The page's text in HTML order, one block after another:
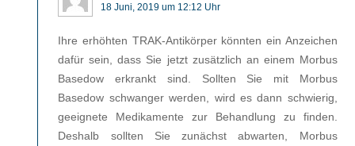
18 Juni, 2019 um 12:12 Uhr
Ihre erhöhten TRAK-Antikörper könnten ein Anzeichen
dafür sein, dass Sie jetzt zusätzlich an einem Morbus
Basedow erkrankt sind. Sollten Sie mit Morbus
Basedow schwanger werden, wird es dann schwierig,
geeignete Medikamente zur Behandlung zu finden.
Deshalb sollten Sie zunächst abwarten, Morbus